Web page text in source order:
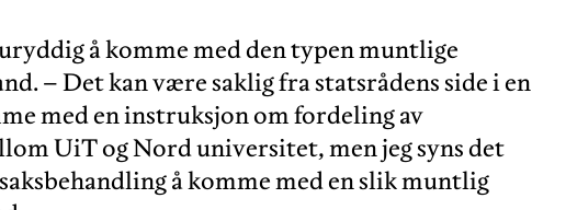
å komme med den typen muntlige
– Det kan være saklig fra statsrådens side i en
med en instruksjon om fordeling av
UiT og Nord universitet, men jeg syns det
å komme med en slik muntlig